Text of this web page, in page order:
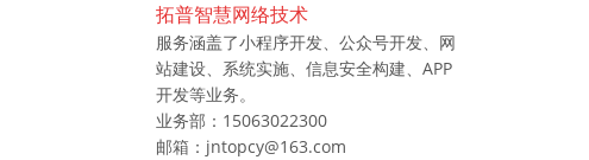
拓普智慧网络技术
服务涵盖了小程序开发、公众号开发、网
站建设、系统实施、信息安全构建、APP
开发等业务。
业务部：15063022300
邮箱：jntopcy@163.com